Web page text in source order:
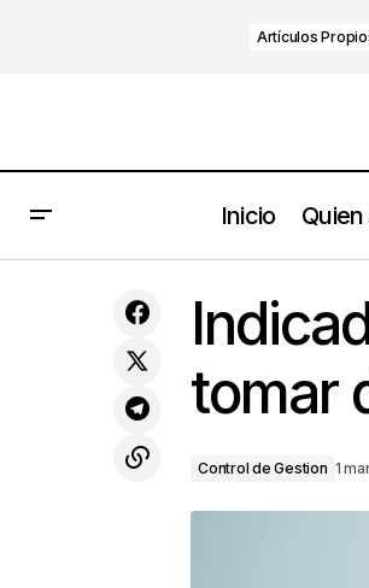
Artículos
Inicio
Benjamín Franklin
tomar
Control de Gestion 1